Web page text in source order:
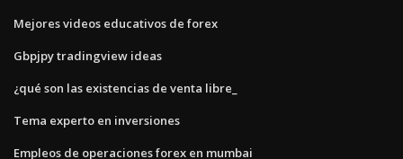
Mejores videos educativos de forex
Gbpjpy tradingview ideas
¿qué son las existencias de venta libre_
Tema experto en inversiones
Empleos de operaciones forex en mumbai